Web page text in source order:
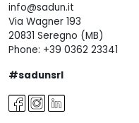
info@sadun.it
Via Wagner 193
20831 Seregno (MB)
Phone: +39 0362 23341
#sadunsrl